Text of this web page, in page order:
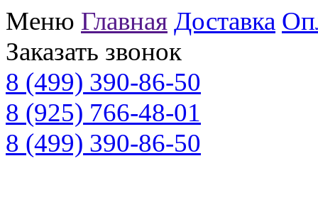
Меню Главная Доставка
Заказать звонок
8 (499) 390-86-50
8 (925) 766-48-01
8 (499) 390-86-50